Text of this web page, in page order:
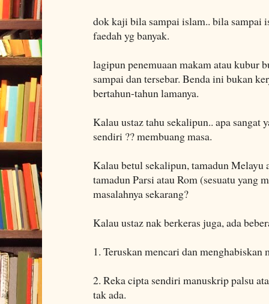
dok kaji bila sampai islam.. bila sampai
faedah yg banyak.
lagipun penemuaan makam atau kubur
sampai dan tersebar. Benda ini bukan
bertahun-tahun lamanya.
Kalau ustaz tahu sekalipun.. apa sangat
sendiri ?? membuang masa.
Kalau betul sekalipun, tamadun Melayu
tamadun Parsi atau Rom (sesuatu yang
masalahnya sekarang?
Kalau ustaz nak berkeras juga, ada
1. Teruskan mencari dan menghabiskan
2. Reka cipta sendiri manuskrip palsu
tak ada.